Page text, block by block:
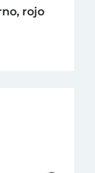
rojo